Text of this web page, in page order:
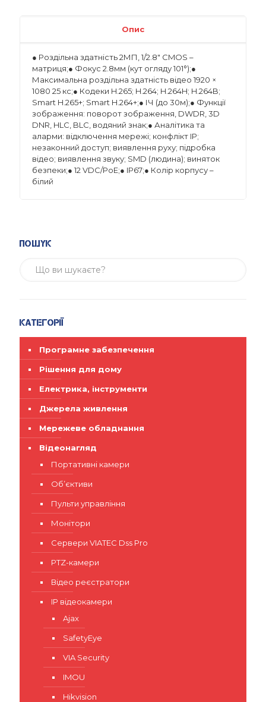
Опис
● Роздільна здатність 2МП, 1/2.8″ CMOS –
матриця;● Фокус 2.8мм (кут огляду 101°);●
Максимальна роздільна здатність відео 1920 ×
1080 25 кс;● Кодеки H.265; H.264; H.264H; H.264B;
Smart H.265+; Smart H.264+;● ІЧ (до 30м);● Функції
зображення: поворот зображення, DWDR, 3D
DNR, HLC, BLC, водяний знак;● Аналітика та
аларми: відключення мережі; конфлікт IP;
незаконний доступ; виявлення руху; підробка
відео; виявлення звуку; SMD (людина); виняток
безпеки;● 12 VDC/PoE;● IP67;● Колір корпусу –
білий
Пошук
Категорії
Програмне забезпечення
Рішення для дому
Електрика, інструменти
Джерела живлення
Мережеве обладнання
Відеонагляд
Портативні камери
Об’єктиви
Пульти управління
Монітори
Сервери VIATEC Dss Pro
PTZ-камери
Відео реєстратори
IP відеокамери
Ajax
SafetyEye
VIA Security
IMOU
Hikvision